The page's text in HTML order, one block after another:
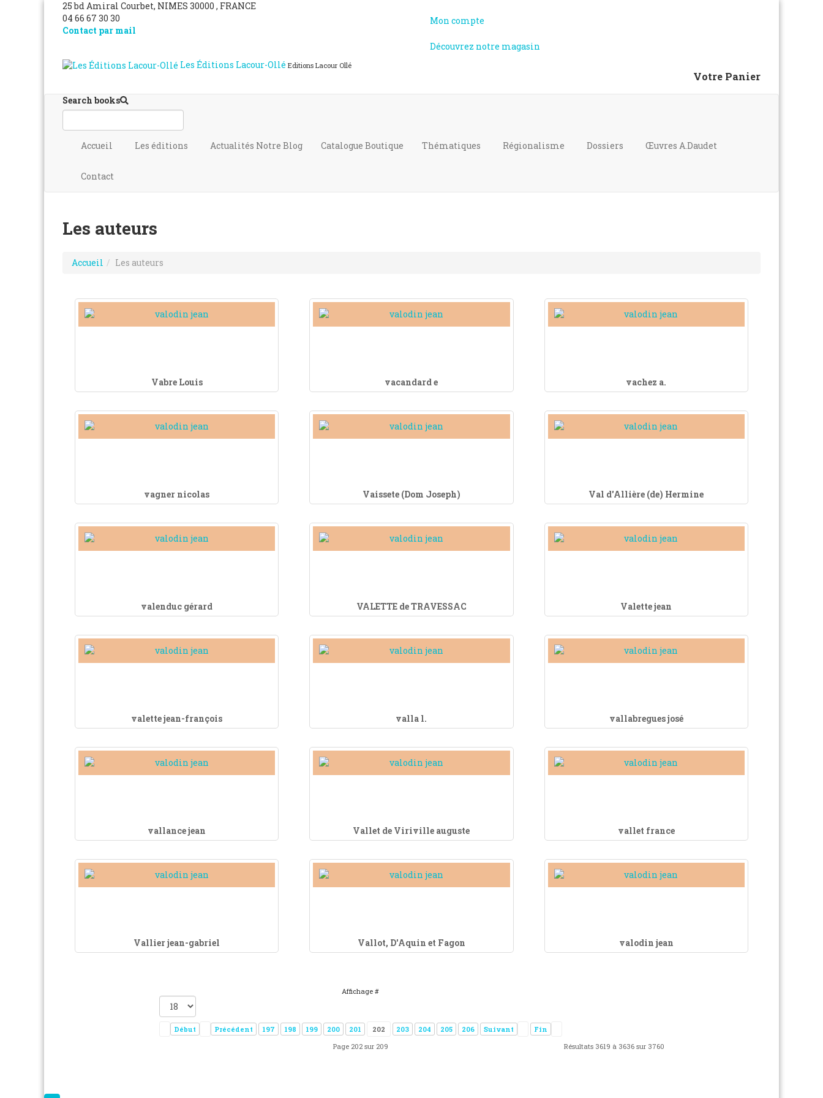
25 bd Amiral Courbet, NIMES 30000 , FRANCE
04 66 67 30 30
Contact par mail
Mon compte
Découvrez notre magasin
Les Éditions Lacour-Ollé Editions Lacour Ollé
Votre Panier
Search books
Accueil Les éditions Actualités Notre Blog Catalogue Boutique Thématiques Régionalisme Dossiers Œuvres A.Daudet
Contact
Les auteurs
Accueil Les auteurs
Vabre Louis vacandard e vachez a.
vagner nicolas Vaissete (Dom Joseph) Val d'Allière (de) Hermine
valenduc gérard VALETTE de TRAVESSAC Valette jean
valette jean-françois valla l. vallabregues josé
vallance jean Vallet de Viriville auguste vallet france
Vallier jean-gabriel Vallot, D'Aquin et Fagon valodin jean
Affichage #
Début Précédent 197 198 199 200 201 202 203 204 205 206 Suivant
Fin
Page 202 sur 209
Résultats 3619 à 3636 sur 3760